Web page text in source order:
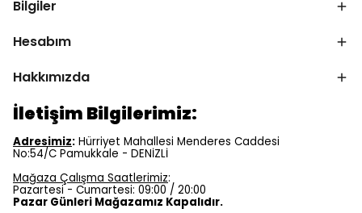
Bilgiler
Hesabım
Hakkımızda
İletişim Bilgilerimiz:
Adresimiz: Hürriyet Mahallesi Menderes Caddesi
No:54/C Pamukkale - DENİZLİ
Mağaza Çalışma Saatlerimiz:
Pazartesi - Cumartesi: 09:00 / 20:00
Pazar Günleri Mağazamız Kapalıdır.